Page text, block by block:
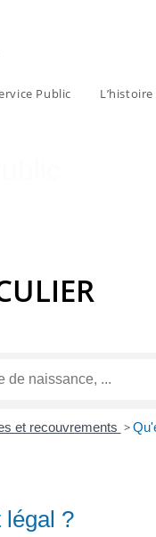
Public
et recouvrements >
légal ?